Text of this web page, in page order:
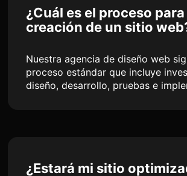
¿Cuál es el proceso para
creación de un sitio
Nuestra agencia de diseño web
proceso estándar que incluye
diseño, desarrollo, pruebas e
¿Estará mi sitio